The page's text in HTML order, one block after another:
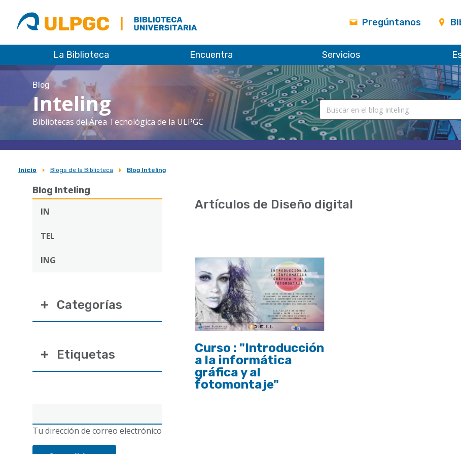
ULPGC
Biblioteca
ULPGC
Pregúntanos
La Biblioteca Encuentra Servicios
Blog
Inteling
Bibliotecas del Área Tecnológica de la ULPGC
Sobrescribir
enlaces
ayuda
Inicio Blogs de la Biblioteca Blog Inteling
Blog Inteling
IN
TEL
ING
electrónico
Tu dirección de correo electrónico
Categorías
Etiquetas
Artículos de Diseño digital
Curso : "Introducción
a la informática
gráfica y al
fotomontaje"